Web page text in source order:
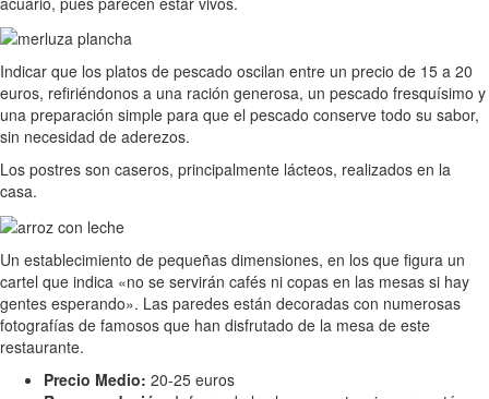
Indicar que los platos de pescado oscilan entre un precio de 15 a 20
euros, refiriéndonos a una ración generosa, un pescado fresquísimo y
una preparación simple para que el pescado conserve todo su sabor,
sin necesidad de aderezos.
Los postres son caseros, principalmente lácteos, realizados en la
casa.
Un establecimiento de pequeñas dimensiones, en los que figura un
cartel que indica «no se servirán cafés ni copas en las mesas si hay
gentes esperando». Las paredes están decoradas con numerosas
fotografías de famosos que han disfrutado de la mesa de este
restaurante.
Precio Medio: 20-25 euros